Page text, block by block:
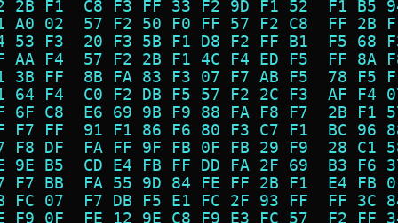
2B F1  C8 F3 FF 33 F2 9D F1 52  F1
A0 02  57 F2 50 F0 FF 57 F2 C8  FF
53 F3  20 F3 5B F1 D8 F2 FF B1  F5
AA F4  57 F2 2B F1 4C F4 ED F5  FF
3B FF  8B FA 83 F3 07 F7 AB F5  78
64 F4  C0 F2 DB F5 57 F2 2C F3  AF
6F C8  E6 69 9B F9 88 FA F8 F7  2B
F7 FF  91 F1 86 F6 80 F3 C7 F1  BC
F8 DF  FA FF 9F FB 0F FB 29 F9  28
9E B5  CD E4 FB FF DD FA 2F 69  B3
F7 BB  FA 55 9D 84 FE FF 2B F1  E4
FC 07  F7 DB F5 E1 FC 2F 93 FF  FF
F9 0F  FE 12 9E C8 F9 E3 FC 57  F2